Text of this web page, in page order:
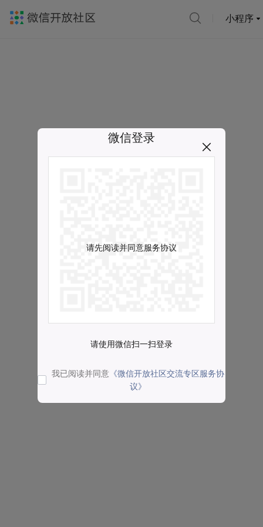
小程序
微信登录
请先阅读并同意服务协议
请使用微信扫一扫登录
我已阅读并同意 《微信开放社区交流专区服务协
议》